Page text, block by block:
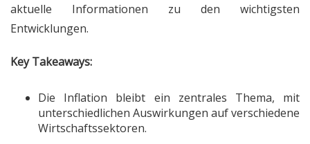
aktuelle Informationen zu den wichtigsten
Entwicklungen.
Key Takeaways:
Die Inflation bleibt ein zentrales Thema, mit
unterschiedlichen Auswirkungen auf verschiedene
Wirtschaftssektoren.